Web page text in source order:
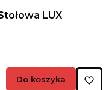
LUX
Do koszyka